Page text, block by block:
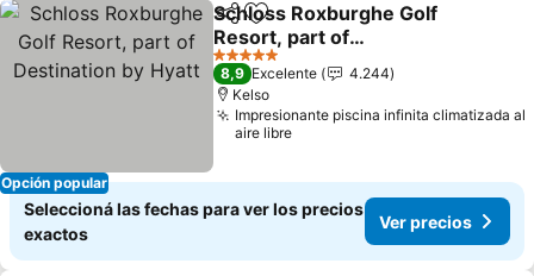
Opción popular
CompartirAñadir a favoritos
Schloss Roxburghe Golf
Resort, part of
Destination by Hyatt
Ver precios
5 Estrellas
8,9 Excelente
4.244
Kelso
Impresionante piscina infinita climatizada al
aire libre
Seleccioná las fechas para ver los precios
exactos
Ver precios